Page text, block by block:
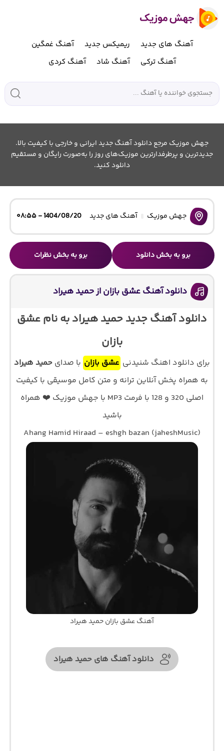
آهنگ های جدید ریمیکس جدید
آهنگ غمگین
آهنگ ترکی
آهنگ شاد آهنگ کردی
جهش موزیک مرجع دانلود آهنگ جدید ایرانی و خارجی با کیفیت بالا.
جدیدترین و پرطرفدارترین موزیک‌های روز را به‌صورت رایگان و مستقیم
دانلود کنید.
جهش موزیک آهنگ های جدید 1404/08/20 - ۰۸:۵۵
برو به بخش دانلود برو به بخش نظرات
دانلود آهنگ عشق بازان از حمید هیراد
دانلود آهنگ جدید حمید هیراد به نام عشق
بازان
برای دانلود اهنگ شنیدنی عشق بازان با صدای حمید هیراد
به همراه پخش آنلاین ترانه و متن کامل موسیقی با کیفیت
اصلی 320 و 128 با فرمت MP3 با جهش موزیک ❤️ همراه
باشید
Ahang Hamid Hiraad – eshgh bazan (jaheshMusic)
آهنگ عشق بازان حمید هیراد
دانلود آهنگ های حمید هیراد